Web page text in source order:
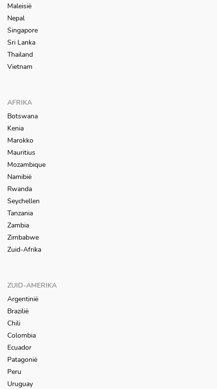
Maleisië
Nepal
Singapore
Sri Lanka
Thailand
Vietnam
AFRIKA
Botswana
Kenia
Marokko
Mauritius
Mozambique
Namibië
Rwanda
Seychellen
Tanzania
Zambia
Zimbabwe
Zuid-Afrika
ZUID-AMERIKA
Argentinië
Brazilië
Chili
Colombia
Ecuador
Patagonië
Peru
Uruguay